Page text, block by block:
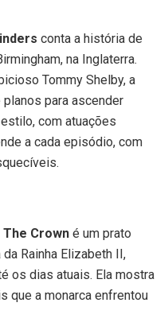
conta a história de
na Inglaterra.
Tommy Shelby, a
para ascender
com atuações
a cada episódio, com
The Crown é um prato
Rainha Elizabeth II,
os dias atuais. Ela mostra
a monarca enfrentou